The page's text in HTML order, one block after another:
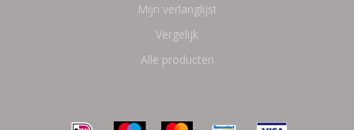
Mijn verlanglijst
Vergelijk
Alle producten